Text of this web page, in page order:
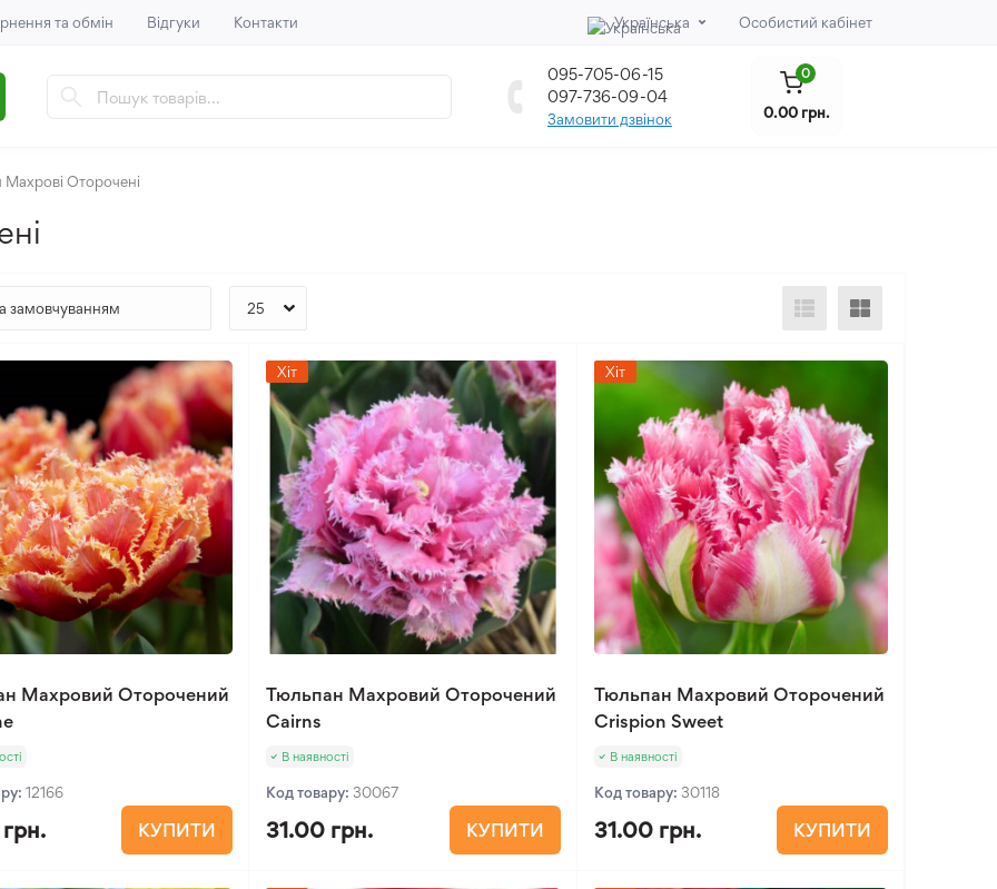
та обмін Відгуки Контакти Українська Особистий кабінет
095-705-06-15
097-736-09-04
Замовити дзвінок
0
0.00 грн.
Оторочені
Махровий Оторочений
12166
КУПИТИ
Хіт
Тюльпан Махровий Оторочений
Cairns
В наявності
Код товару:30067
31.00 грн. КУПИТИ
Хіт
Тюльпан Махровий Оторочений
Crispion Sweet
В наявності
Код товару: 30118
31.00 грн. КУПИТИ